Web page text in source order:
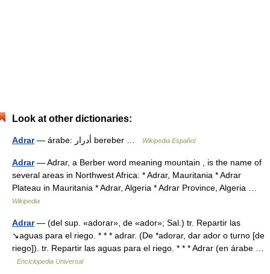
Look at other dictionaries:
Adrar — árabe: أدرار bereber … Wikipedia Español
Adrar— Adrar, a Berber word meaning mountain , is the name of
several areas in Northwest Africa: * Adrar, Mauritania * Adrar
Plateau in Mauritania * Adrar, Algeria * Adrar Province, Algeria …
Wikipedia
Adrar— (del sup. «adorar», de «ador»; Sal.) tr. Repartir las
↘aguas para el riego. * * * adrar. (De *adorar, dar ador o turno [de
riego]). tr. Repartir las aguas para el riego. * * * Adrar (en árabe …
Enciclopedia Universal